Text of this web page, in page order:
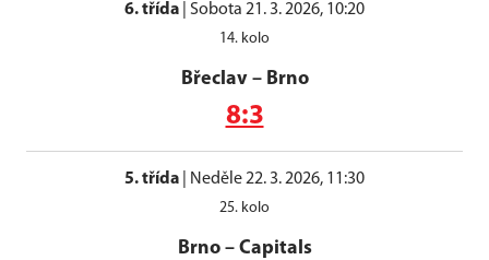
6. třída Sobota 21. 3. 2026, 10:20
14. kolo
Břeclav– Brno
8:3
5. třída Neděle 22. 3. 2026, 11:30
25. kolo
Brno– Capitals